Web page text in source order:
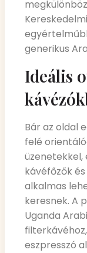
generikus
Ideális
Bár az oldal
felé
üzenetekkel,
kávéfőzők
alkalmas
keresnek. A
Uganda
eszpresszó